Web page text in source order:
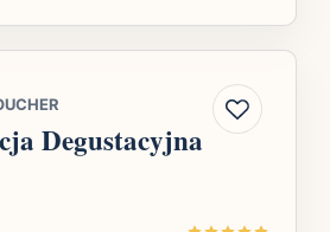
Degustacyjna